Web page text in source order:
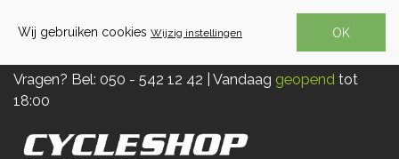
Vragen? Bel: 050 - 542 12 42 | Vandaag geopend tot
18:00
Wij gebruiken cookies Wijzig instellingen OK